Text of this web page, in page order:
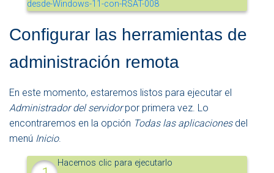
Configurar las herramientas de
administración remota
En este momento, estaremos listos para ejecutar el
Administrador del servidorpor primera vez. Lo
encontraremos en la opción Todas las aplicacionesdel
menú Inicio.
Hacemos clic para ejecutarlo